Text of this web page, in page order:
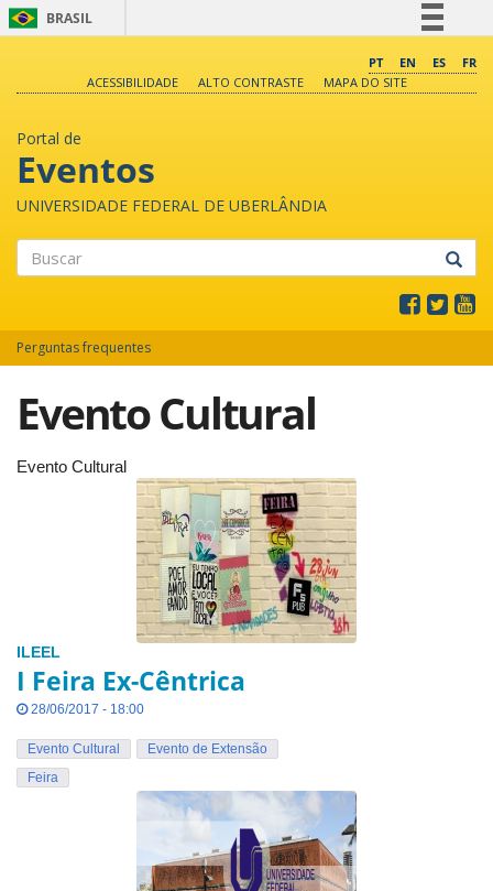
BRASIL
Comunica BR
PT EN ES
FR
ACESSIBILIDADE
ALTO CONTRASTE MAPA DO SITE
Portal de
Eventos
UNIVERSIDADE FEDERAL DE UBERLÂNDIA
Perguntas frequentes
Evento Cultural
Evento Cultural
ILEEL
I Feira Ex-Cêntrica
28/06/2017 - 18:00
Evento Cultural
Evento de Extensão
Feira